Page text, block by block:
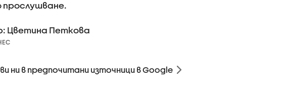
прослушване.
Цветина Петкова
ни в предпочитани източници в Google